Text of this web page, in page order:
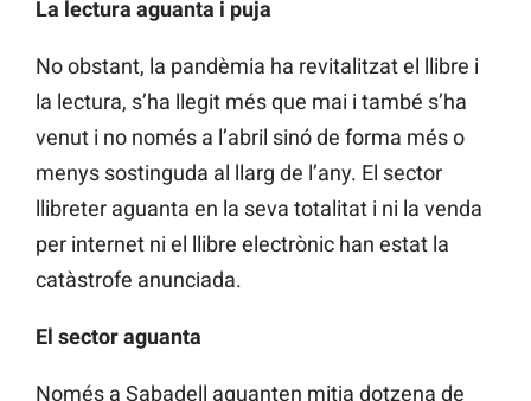
La lectura aguanta i puja
No obstant, la pandèmia ha revitalitzat el llibre i
la lectura, s’ha llegit més que mai i també s’ha
venut i no només a l’abril sinó de forma més o
menys sostinguda al llarg de l’any. El sector
llibreter aguanta en la seva totalitat i ni la venda
per internet ni el llibre electrònic han estat la
catàstrofe anunciada.
El sector aguanta
Només a Sabadell aguanten mitja dotzena de